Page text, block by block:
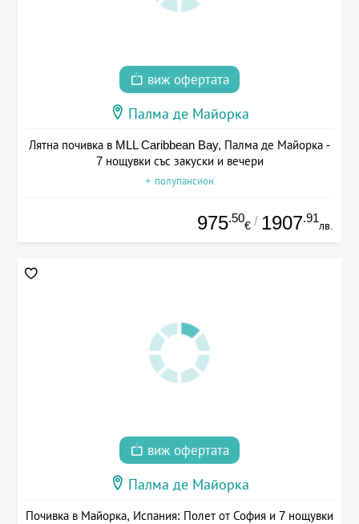
виж офертата
Палма де Майорка
Лятна почивка в MLL Caribbean Bay, Палма де Майорка -
7 нощувки със закуски и вечери
+ полупансион
975.50
€ / 1907.91
лв.
виж офертата
Палма де Майорка
Почивка в Майорка, Испания: Полет от София и 7 нощувки